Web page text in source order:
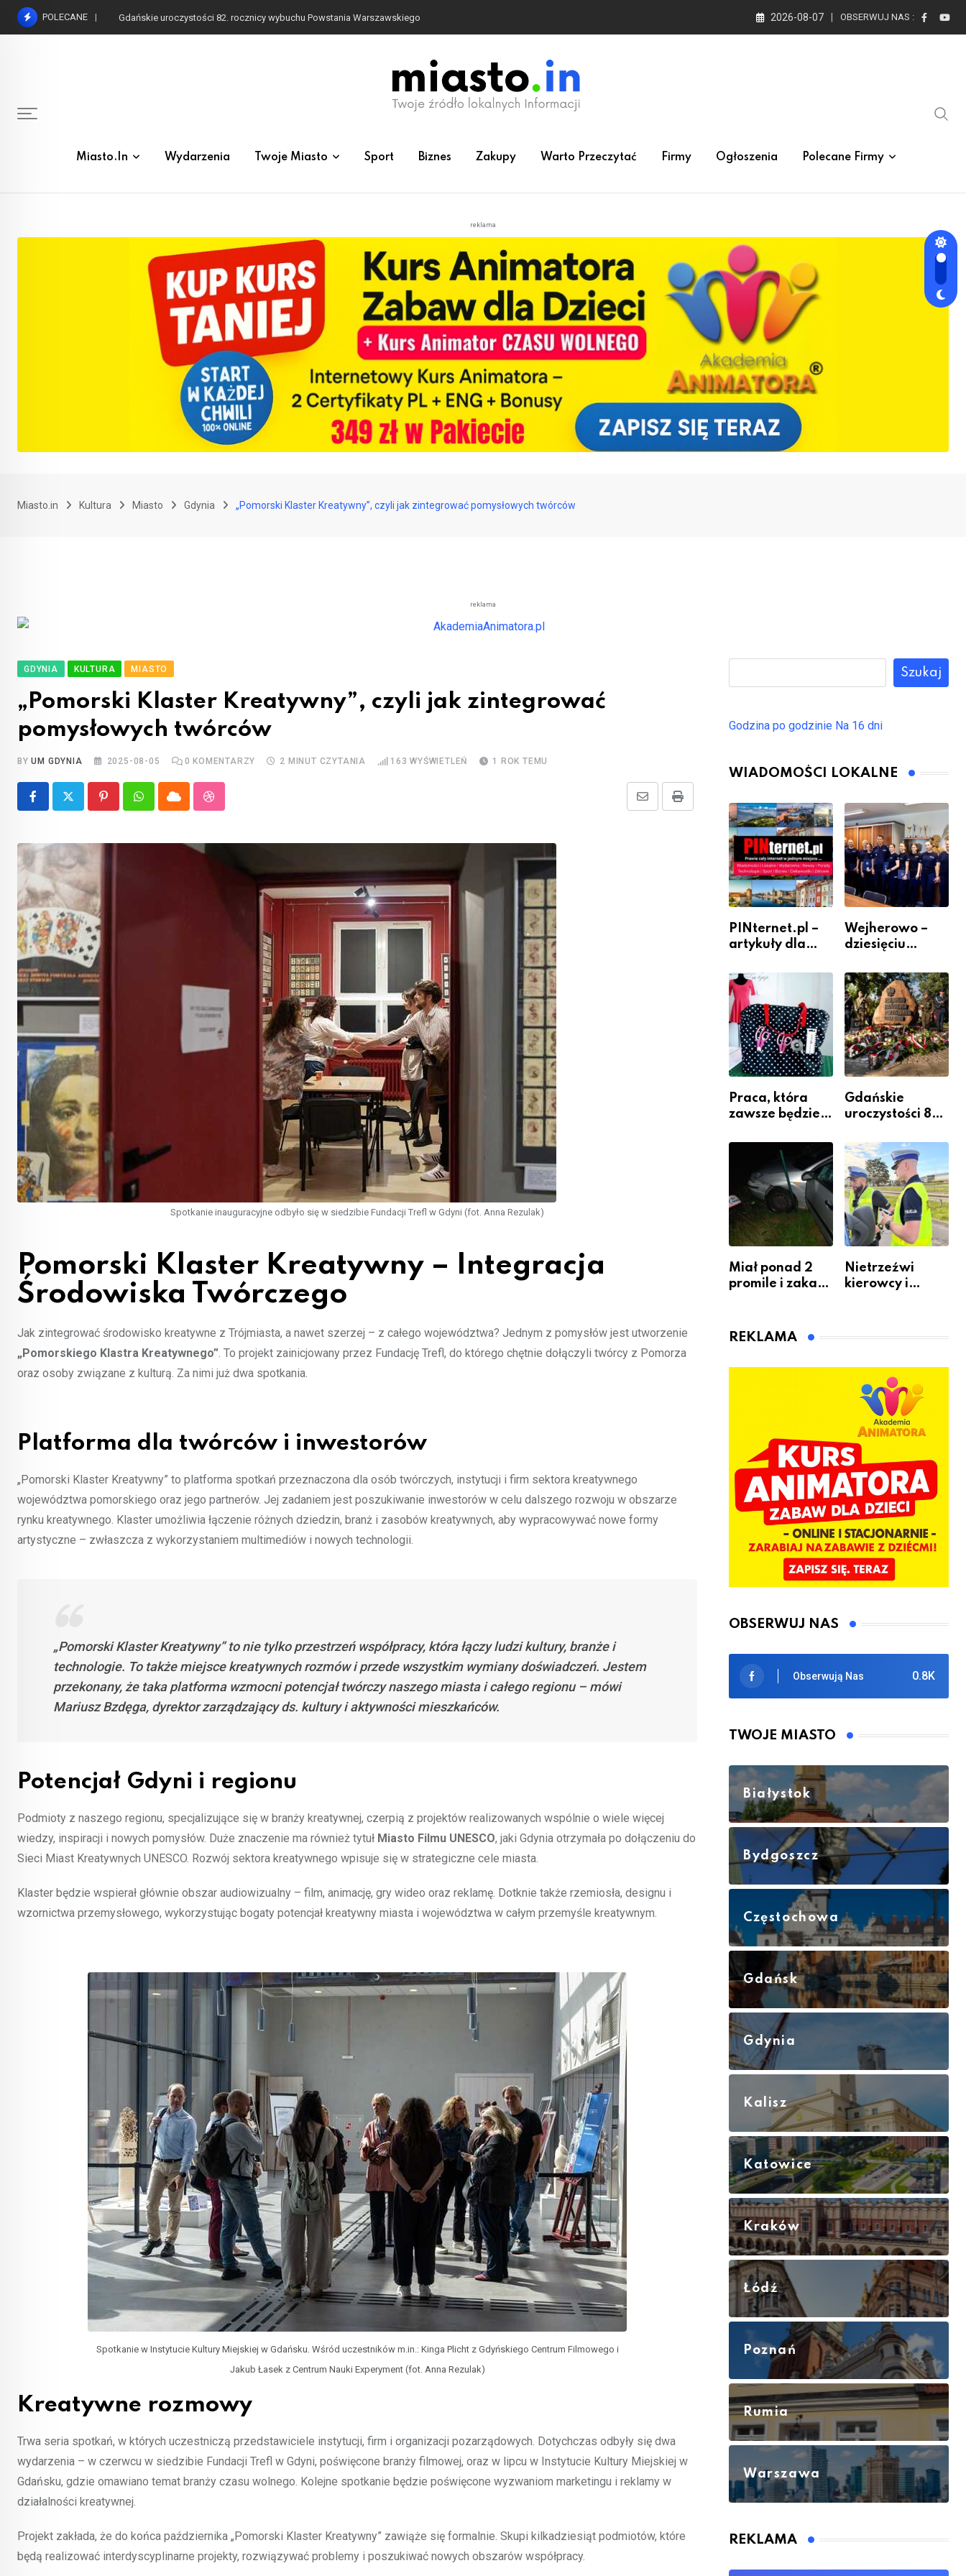
Skip
POLECANE 2026-08-07 OBSERWUJ NAS :
Miasto.in Wydarzenia Twoje Miasto Sport Biznes Zakupy Warto Przeczytać Firmy Ogłoszenia Polecane Firmy
reklama
Miasto.in Kultura Miasto Gdynia „Pomorski Klaster Kreatywny”, czyli jak zintegrować pomysłowych twórców
reklama
GDYNIA KULTURA MIASTO
„Pomorski Klaster Kreatywny”, czyli jak zintegrować
pomysłowych twórców
BYUM GDYNIA 2025-08-05 0 KOMENTARZY 2 MINUT CZYTANIA 163 WYŚWIETLEŃ 1 ROK TEMU
PinterestWhatsappCloud StumbleUpon Print
Share
Spotkanie inauguracyjne odbyło się w siedzibie Fundacji Trefl w Gdyni (fot. Anna Rezulak)
Pomorski Klaster Kreatywny – Integracja
Środowiska Twórczego
Jak zintegrować środowisko kreatywne z Trójmiasta, a nawet szerzej – z całego województwa? Jednym z pomysłów jest utworzenie
„Pomorskiego Klastra Kreatywnego”. To projekt zainicjowany przez Fundację Trefl, do którego chętnie dołączyli twórcy z Pomorza
oraz osoby związane z kulturą. Za nimi już dwa spotkania.
Platforma dla twórców i inwestorów
„Pomorski Klaster Kreatywny” to platforma spotkań przeznaczona dla osób twórczych, instytucji i firm sektora kreatywnego
województwa pomorskiego oraz jego partnerów. Jej zadaniem jest poszukiwanie inwestorów w celu dalszego rozwoju w obszarze
rynku kreatywnego. Klaster umożliwia łączenie różnych dziedzin, branż i zasobów kreatywnych, aby wypracowywać nowe formy
artystyczne – zwłaszcza z wykorzystaniem multimediów i nowych technologii.
„Pomorski Klaster Kreatywny” to nie tylko przestrzeń współpracy, która łączy ludzi kultury, branże i
technologie. To także miejsce kreatywnych rozmów i przede wszystkim wymiany doświadczeń. Jestem
przekonany, że taka platforma wzmocni potencjał twórczy naszego miasta i całego regionu – mówi
Mariusz Bzdęga, dyrektor zarządzający ds. kultury i aktywności mieszkańców.
Potencjał Gdyni i regionu
Podmioty z naszego regionu, specjalizujące się w branży kreatywnej, czerpią z projektów realizowanych wspólnie o wiele więcej
wiedzy, inspiracji i nowych pomysłów. Duże znaczenie ma również tytuł Miasto Filmu UNESCO, jaki Gdynia otrzymała po dołączeniu do
Sieci Miast Kreatywnych UNESCO. Rozwój sektora kreatywnego wpisuje się w strategiczne cele miasta.
Klaster będzie wspierał głównie obszar audiowizualny – film, animację, gry wideo oraz reklamę. Dotknie także rzemiosła, designu i
wzornictwa przemysłowego, wykorzystując bogaty potencjał kreatywny miasta i województwa w całym przemyśle kreatywnym.
Spotkanie w Instytucie Kultury Miejskiej w Gdańsku. Wśród uczestników m.in.: Kinga Plicht z Gdyńskiego Centrum Filmowego i
Jakub Łasek z Centrum Nauki Experyment (fot. Anna Rezulak)
Kreatywne rozmowy
Trwa seria spotkań, w których uczestniczą przedstawiciele instytucji, firm i organizacji pozarządowych. Dotychczas odbyły się dwa
wydarzenia – w czerwcu w siedzibie Fundacji Trefl w Gdyni, poświęcone branży filmowej, oraz w lipcu w Instytucie Kultury Miejskiej w
Gdańsku, gdzie omawiano temat branży czasu wolnego. Kolejne spotkanie będzie poświęcone wyzwaniom marketingu i reklamy w
działalności kreatywnej.
Projekt zakłada, że do końca października „Pomorski Klaster Kreatywny” zawiąże się formalnie. Skupi kilkadziesiąt podmiotów, które
będą realizować interdyscyplinarne projekty, rozwiązywać problemy i poszukiwać nowych obszarów współpracy.
Szukaj
Godzina po godzinie Na 16 dni
WIADOMOŚCI LOKALNE
PINternet.pl –
artykuły dla
jako inwestycja
w widoczność
Wejherowo –
dziesięciu
policjantów w
szeregach
Komendy
Powiatowej
Praca, która
zawsze będzie
krawiectwo
zawodem
przyszłości i
gdzie się go
nauczyć?
Gdańskie
uroczystości 82.
wybuchu
Powstania
Warszawskiego
Miał ponad 2
promile i zakaz
kierownicę w
Nietrzeźwi
kierowcy i
REKLAMA
OBSERWUJ NAS
0.8K
Obserwują Nas
TWOJE MIASTO
Białystok
Bydgoszcz
Częstochowa
Gdańsk
Gdynia
Kalisz
Katowice
Kraków
Łódź
Poznań
Rumia
Warszawa
REKLAMA